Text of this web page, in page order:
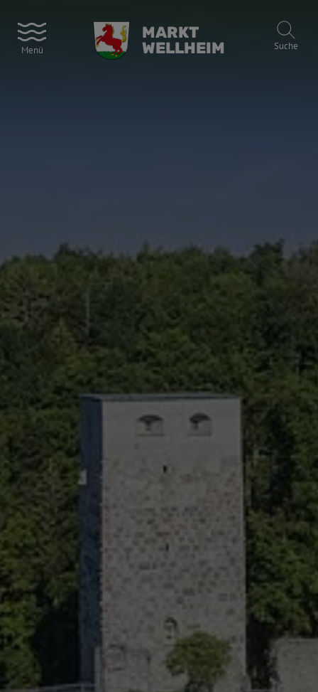
Menü
MARKT
WELLHEIM
Suche